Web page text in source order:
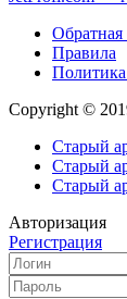
Обратная
Правила
Copyright ©
Старый
Старый
Старый
Авторизация
Регистрация